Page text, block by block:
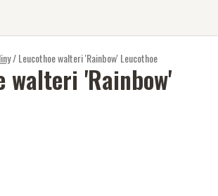
/Leucothoe walteri 'Rainbow'Leucothoe
walteri 'Rainbow'